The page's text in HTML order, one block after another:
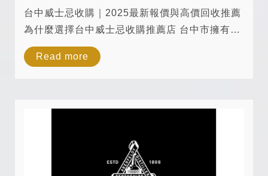
台中威士忌收購｜2025最新報價與高價回收推薦
為什麼選擇台中威士忌收購推薦店 台中市擁有眾
多威士忌愛好者，隨著高端威士忌市場的興起，
許多收藏家希望將手中的稀有酒款變現或交易。
Read more